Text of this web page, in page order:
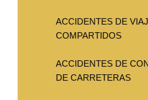
ACCIDENTES DE
COMPARTIDOS
ACCIDENTES DE
DE CARRETERAS